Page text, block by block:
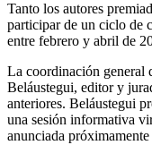
Tanto los autores
participar de un ciclo de
entre febrero y abril de
La coordinación general
Beláustegui, editor y
anteriores. Beláustegui
una sesión informativa
anunciada